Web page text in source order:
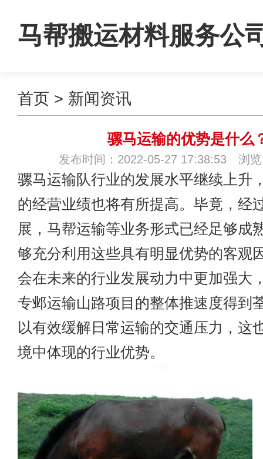
马帮搬运材料服务公
首页 > 新闻资讯
骡马运输的优势是什么
发布时间：2022-05-27 17:38:53 浏览
骡马运输队行业的发展水平继续上升
的经营业绩也将有所提高。毕竟，经
展，马帮运输等业务形式已经足够成
够充分利用这些具有明显优势的客观
会在未来的行业发展动力中更加强大
专邺运输山路项目的整体推速度得到
以有效缓解日常运输的交通压力，这
境中体现的行业优势。